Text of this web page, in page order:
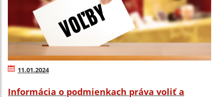
11.01.2024
Informácia o podmienkach práva voliť a